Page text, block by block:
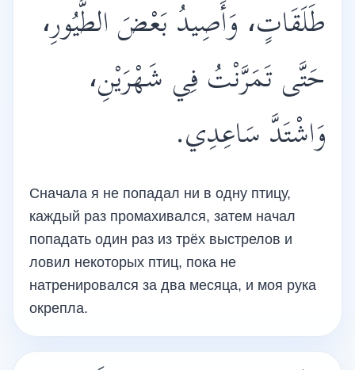
طَلَقَاتٍ، وَأَصِيدُ بَعْضَ الطُّيُورِ،
حَتَّى تَمَرَّنْتُ فِي شَهْرَيْنِ،
وَاشْتَدَّ سَاعِدِي.
Сначала я не попадал ни в одну птицу,
каждый раз промахивался, затем начал
попадать один раз из трёх выстрелов и
ловил некоторых птиц, пока не
натренировался за два месяца, и моя рука
окрепла.